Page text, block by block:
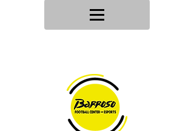
Tu tienda
de deportes